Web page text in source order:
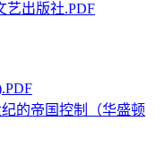
艺出版社.PDF
的帝国控制（华盛顿